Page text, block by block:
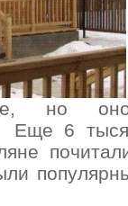
но
Еще 6